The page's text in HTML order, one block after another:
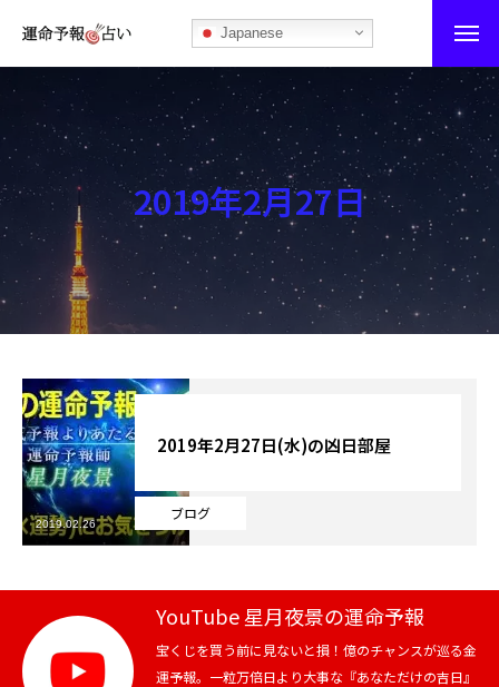
Japanese
運命予報占い
運命予報占いとは
あなたの所属部屋を探そう！
最恐の相性占い
秘伝公開！吉凶カレンダー
記事カテゴリー
ブログ
お知らせ
芸能界
テニス
スポーツ
2019年2月27日
ブログ
2019年2月27日(水)の凶日部屋
2019.02.26
YouTube 星月夜景の運命予報
宝くじを買う前に見ないと損！億のチャンスが巡る金
運予報。一粒万倍日より大事な『あなただけの吉日』